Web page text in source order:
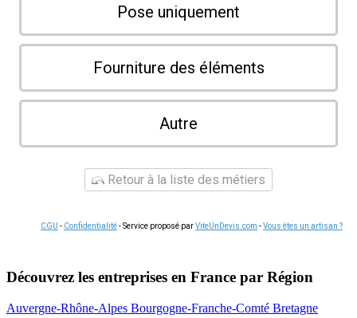
Pose uniquement
Fourniture des éléments
Autre
Retour à la liste des métiers
CGU - Confidentialité- Service proposé parViteUnDevis.com -Vous êtes un artisan ?
Découvrez les entreprises en France par Région
Auvergne-Rhône-Alpes Bourgogne-Franche-Comté Bretagne